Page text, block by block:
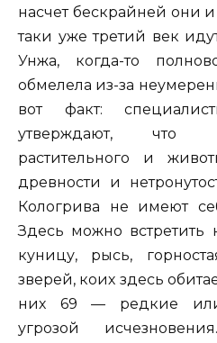
насчет бескрайней они
таки уже третий век
Унжа, когда-то
обмелела из-за
вот факт:
утверждают, что
растительного и
древности и
Кологрива не имеют
Здесь можно встретить
куницу, рысь,
зверей, коих здесь
них 69 — редкие
угрозой